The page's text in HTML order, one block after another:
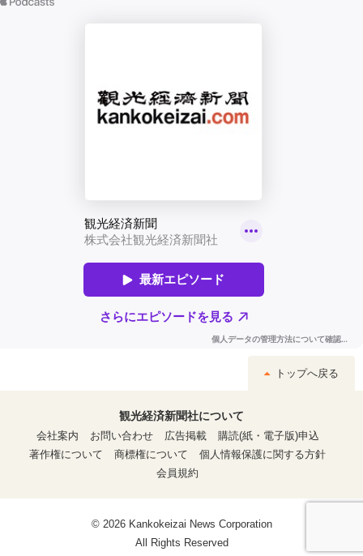
トップへ戻る
観光経済新聞社について
会社案内
お問い合わせ 広告掲載
購読(紙・電子版)申込
著作権について
商標権について
個人情報保護に関する方針
会員規約
© 2026 Kankokeizai News Corporation
All Rights Reserved